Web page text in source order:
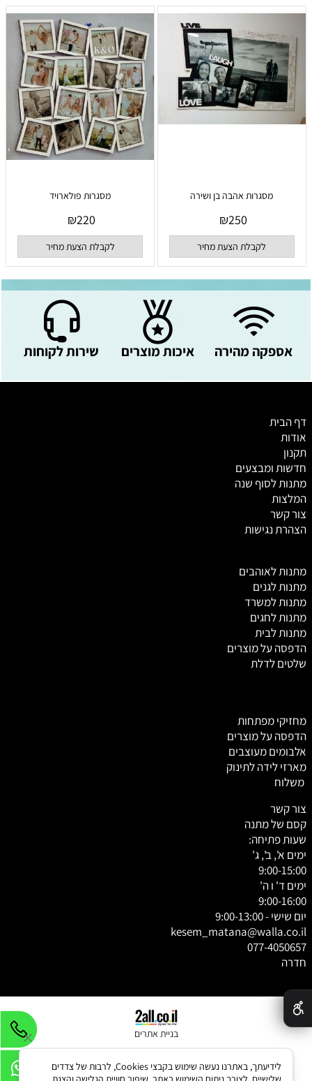
מסגרות אהבה בן ושירה
₪250
לקבלת הצעת מחיר
מסגרות פולארויד
₪220
לקבלת הצעת מחיר
אספקה מהירה איכות מוצרים שירות לקוחות
דף הבית
אודות
תקנון
חדשות ומבצעים
מתנות לסוף שנה
המלצות
צור קשר
הצהרת נגישות
מתנות לאוהבים
מתנות לגנים
מתנות למשרד
מתנות לחגים
מתנות לבית
הדפסה על מוצרים
שלטים לדלת
מחזיקי מפתחות
הדפסה על מוצרים
אלבומים מעוצבים
מארזי לידה לתינוק
משלוח
צור קשר
קסם של מתנה
שעות פתיחה:
ימים א', ב', ג'
9:00-15:00
ימים ד' ו ה'
9:00-16:00
יום שישי - 9:00-13:00
kesem_matana@walla.co.il
077-4050657
חדרה
בניית אתרים
לידיעתך, באתרנו נעשה שימוש בקבצי Cookies, לרבות של צדדים